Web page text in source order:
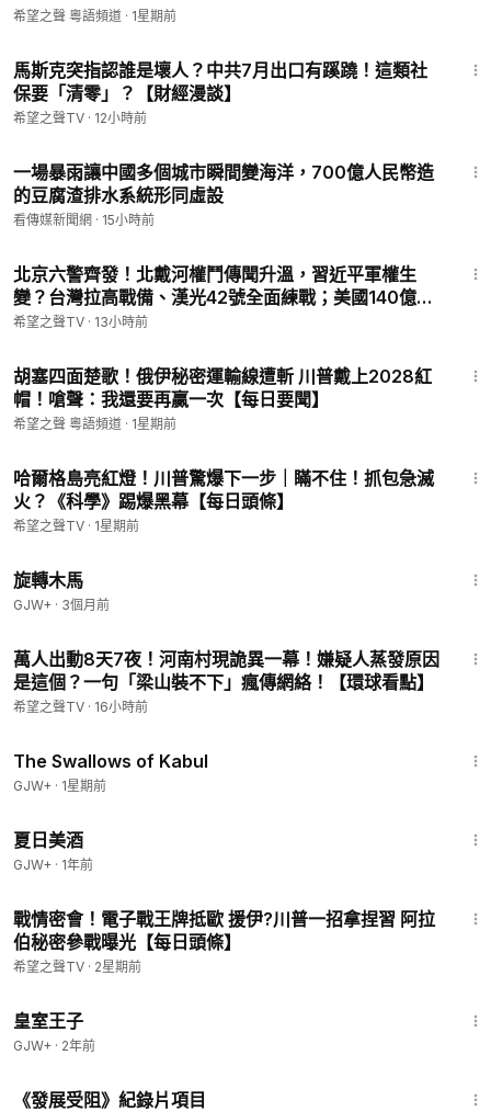
治下的中國命運將如何，中國觀察節目會通過紀錄片及記者採訪
----------------------
希望之聲 粵語頻道 · 1星期前
馬斯克突指認誰是壞人？中共7月出口有蹊蹺！這類社
保要「清零」？【財經漫談】
希望之聲TV · 12小時前
一場暴雨讓中國多個城市瞬間變海洋，700億人民幣造
的豆腐渣排水系統形同虛設
看傳媒新聞網 · 15小時前
北京六警齊發！北戴河權鬥傳聞升溫，習近平軍權生
變？台灣拉高戰備、漢光42號全面練戰；美國140億軍
售壓上台海 【紅朝禁聞】
希望之聲TV · 13小時前
胡塞四面楚歌！俄伊秘密運輸線遭斬 川普戴上2028紅
帽！嗆聲：我還要再贏一次【每日要聞】
希望之聲 粵語頻道 · 1星期前
哈爾格島亮紅燈！川普驚爆下一步｜瞞不住！抓包急滅
火？《科學》踢爆黑幕【每日頭條】
希望之聲TV · 1星期前
旋轉木馬
GJW+ · 3個月前
萬人出動8天7夜！河南村現詭異一幕！嫌疑人蒸發原因
是這個？一句「梁山裝不下」瘋傳網絡！【環球看點】
希望之聲TV · 16小時前
The Swallows of Kabul
GJW+ · 1星期前
夏日美酒
GJW+ · 1年前
戰情密會！電子戰王牌抵歐 援伊?川普一招拿捏習 阿拉
伯秘密參戰曝光【每日頭條】
希望之聲TV · 2星期前
皇室王子
GJW+ · 2年前
《發展受阻》紀錄片項目